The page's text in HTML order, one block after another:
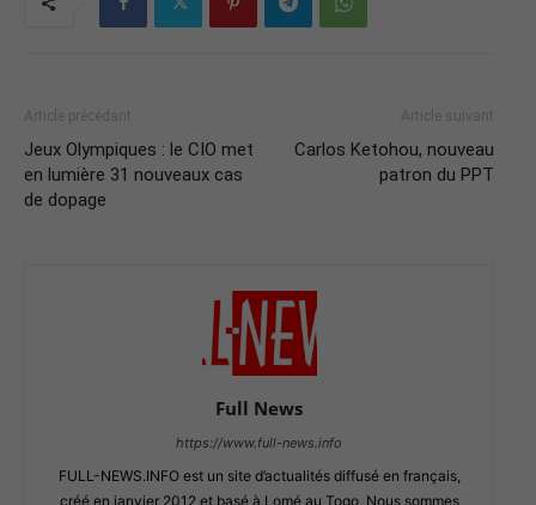
Article précédant
Jeux Olympiques : le CIO met
en lumière 31 nouveaux cas
de dopage
Article suivant
Carlos Ketohou, nouveau
patron du PPT
Full News
https://www.full-news.info
FULL-NEWS.INFO est un site d’actualités diffusé en français,
créé en janvier 2012 et basé à Lomé au Togo. Nous sommes